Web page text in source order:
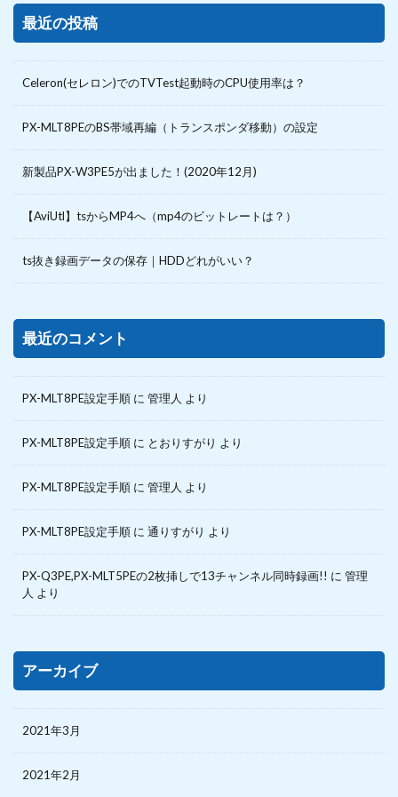
最近の投稿
Celeron(セレロン)でのTVTest起動時のCPU使用率は？
PX-MLT8PEのBS帯域再編（トランスポンダ移動）の設定
新製品PX-W3PE5が出ました！(2020年12月)
【AviUtl】tsからMP4へ（mp4のビットレートは？）
ts抜き録画データの保存｜HDDどれがいい？
最近のコメント
PX-MLT8PE設定手順 に 管理人 より
PX-MLT8PE設定手順 に とおりすがり より
PX-MLT8PE設定手順 に 管理人 より
PX-MLT8PE設定手順 に 通りすがり より
PX-Q3PE,PX-MLT5PEの2枚挿しで13チャンネル同時録画!! に 管理
人 より
アーカイブ
2021年3月
2021年2月